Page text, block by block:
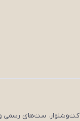
کت‌وشلوار، ست‌های رسمی